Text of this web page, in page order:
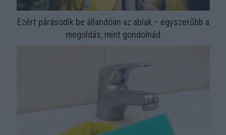
Ezért párásodik be állandóan az ablak – egyszerűbb a
megoldás, mint gondolnád